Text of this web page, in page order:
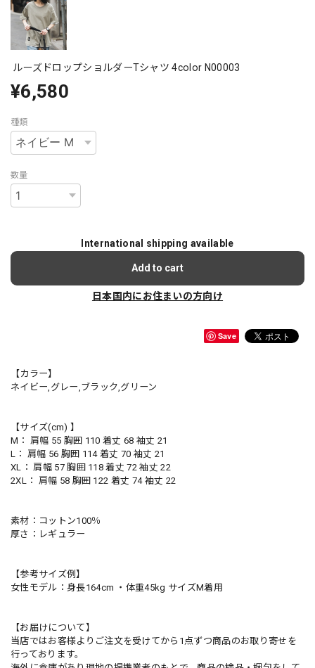
ルーズドロップショルダーTシャツ 4color N00003
¥6,580
種類
数量
International shipping available
Add to cart
日本国内にお住まいの方向け
Save
【カラー】
ネイビー,グレー,ブラック,グリーン
【サイズ(cm) 】
M： 肩幅 55 胸囲 110 着丈 68 袖丈 21
L： 肩幅 56 胸囲 114 着丈 70 袖丈 21
XL： 肩幅 57 胸囲 118 着丈 72 袖丈 22
2XL： 肩幅 58 胸囲 122 着丈 74 袖丈 22
素材：コットン100％
厚さ：レギュラー
【参考サイズ例】
女性モデル：身長164cm ・体重45kg サイズM着用
【お届けについて】
当店ではお客様よりご注文を受けてから1点ずつ商品のお取り寄せを
行っております。